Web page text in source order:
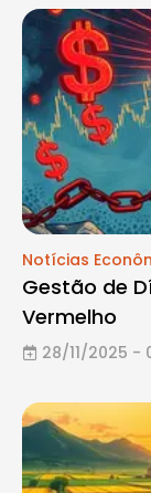
Notícias
Gestão de
Vermelho
28/11/2025 -